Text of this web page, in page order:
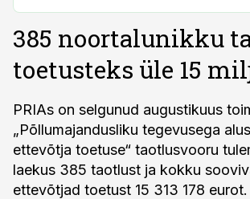
385 noortalunikku
toetusteks üle 15
PRIAs on selgunud augustikuus
„Põllumajandusliku tegevusega
ettevõtja toetuse“ taotlusvooru
laekus 385 taotlust ja kokku
ettevõtjad toetust 15 313 178 eurot.